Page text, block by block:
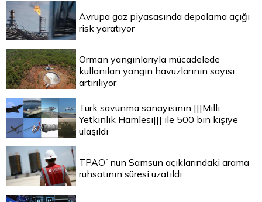
Avrupa gaz piyasasında depolama açığı
risk yaratıyor
Orman yangınlarıyla mücadelede
kullanılan yangın havuzlarının sayısı
artırılıyor
Türk savunma sanayisinin |||Milli
Yetkinlik Hamlesi||| ile 500 bin kişiye
ulaşıldı
TPAO`nun Samsun açıklarındaki arama
ruhsatının süresi uzatıldı